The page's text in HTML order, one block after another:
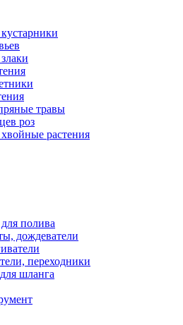
травы
роз
растения
полива
дождеватели
переходники
шланга